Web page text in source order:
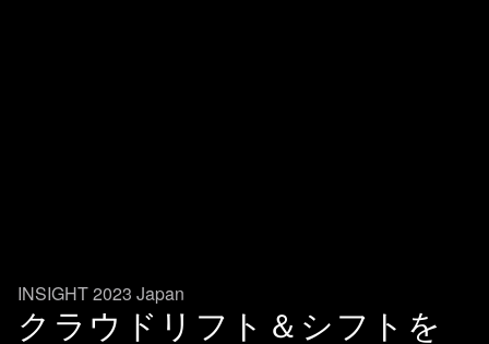
INSIGHT 2023 Japan
クラウドリフト＆シフトを